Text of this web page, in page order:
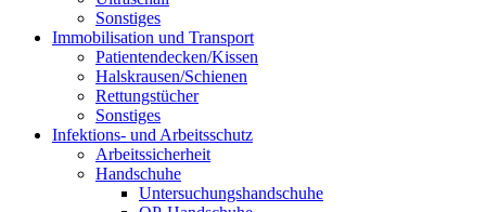
Sonstiges
Immobilisation und Transport
Patientendecken/Kissen
Halskrausen/Schienen
Rettungstücher
Sonstiges
Infektions- und Arbeitsschutz
Arbeitssicherheit
Handschuhe
Untersuchungshandschuhe